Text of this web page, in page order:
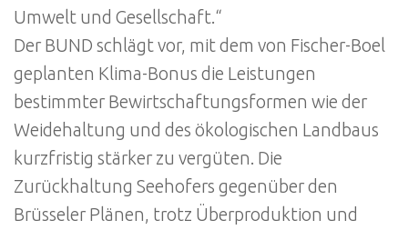
Umwelt und Gesellschaft.“
Der BUND schlägt vor, mit dem von Fischer-Boel
geplanten Klima-Bonus die Leistungen
bestimmter Bewirtschaftungsformen wie der
Weidehaltung und des ökologischen Landbaus
kurzfristig stärker zu vergüten. Die
Zurückhaltung Seehofers gegenüber den
Brüsseler Plänen, trotz Überproduktion und